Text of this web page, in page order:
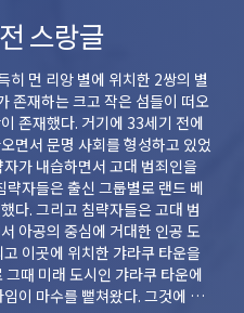
스랑글
히 먼 리앙 별에 위치한 2쌍의 별
존재하는 크고 작은 섬들이 떠오
존재했다. 거기에 33세기 전에
면서 문명 사회를 형성하고 있었
가 내습하면서 고대 범죄인을
자들은 출신 그룹별로 랜드 베
다. 그리고 침략자들은 고대 범
아공의 중심에 거대한 인공 도
이곳에 위치한 갸라쿠 타운을
이 마수를 뻩쳐왔다. 그것에 대